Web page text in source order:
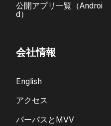
公開アプリ一覧（Androi
d）
会社情報
English
アクセス
パーパスとMVV